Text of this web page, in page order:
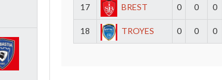
17 BREST 0 0 0
18 TROYES 0 0 0